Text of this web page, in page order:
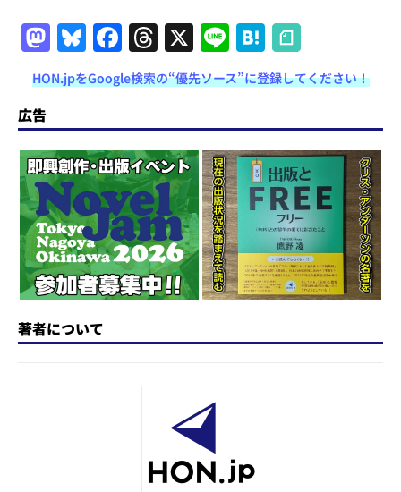
M
a
st
o
d
o
n
Bl
u
e
s
k
y
F
a
c
e
b
o
o
k
T
h
re
a
d
s
X Li
n
e
H
at
e
n
a
HON.jpをGoogle検索の“優先ソース”に登録してください！
広告
著者について